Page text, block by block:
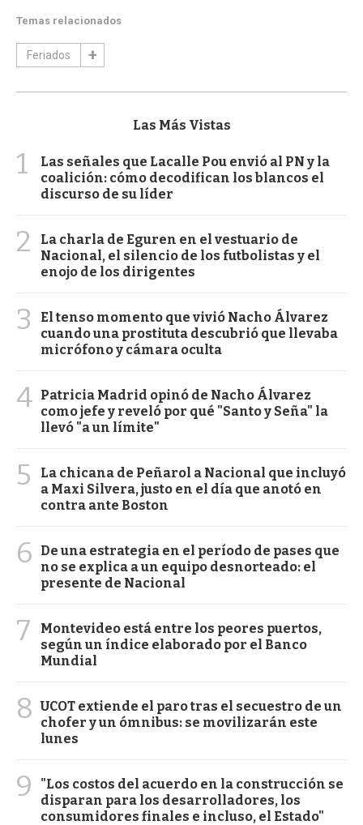
Temas relacionados
Feriados
Las Más Vistas
1
Las señales que Lacalle Pou envió al PN y la
coalición: cómo decodifican los blancos el
discurso de su líder
2
La charla de Eguren en el vestuario de
Nacional, el silencio de los futbolistas y el
enojo de los dirigentes
3
El tenso momento que vivió Nacho Álvarez
cuando una prostituta descubrió que llevaba
micrófono y cámara oculta
4 Patricia Madrid opinó de Nacho Álvarez
como jefe y reveló por qué "Santo y Seña" la
llevó "a un límite"
5
La chicana de Peñarol a Nacional que incluyó
a Maxi Silvera, justo en el día que anotó en
contra ante Boston
6
De una estrategia en el período de pases que
no se explica a un equipo desnorteado: el
presente de Nacional
7
Montevideo está entre los peores puertos,
según un índice elaborado por el Banco
Mundial
8 UCOT extiende el paro tras el secuestro de un
chofer y un ómnibus: se movilizarán este
lunes
9
"Los costos del acuerdo en la construcción se
disparan para los desarrolladores, los
consumidores finales e incluso, el Estado"